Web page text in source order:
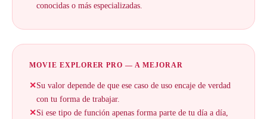
conocidas o más especializadas.
MOVIE EXPLORER PRO — A MEJORAR
✕Su valor depende de que ese caso de uso encaje de verdad
con tu forma de trabajar.
✕Si ese tipo de función apenas forma parte de tu día a día,